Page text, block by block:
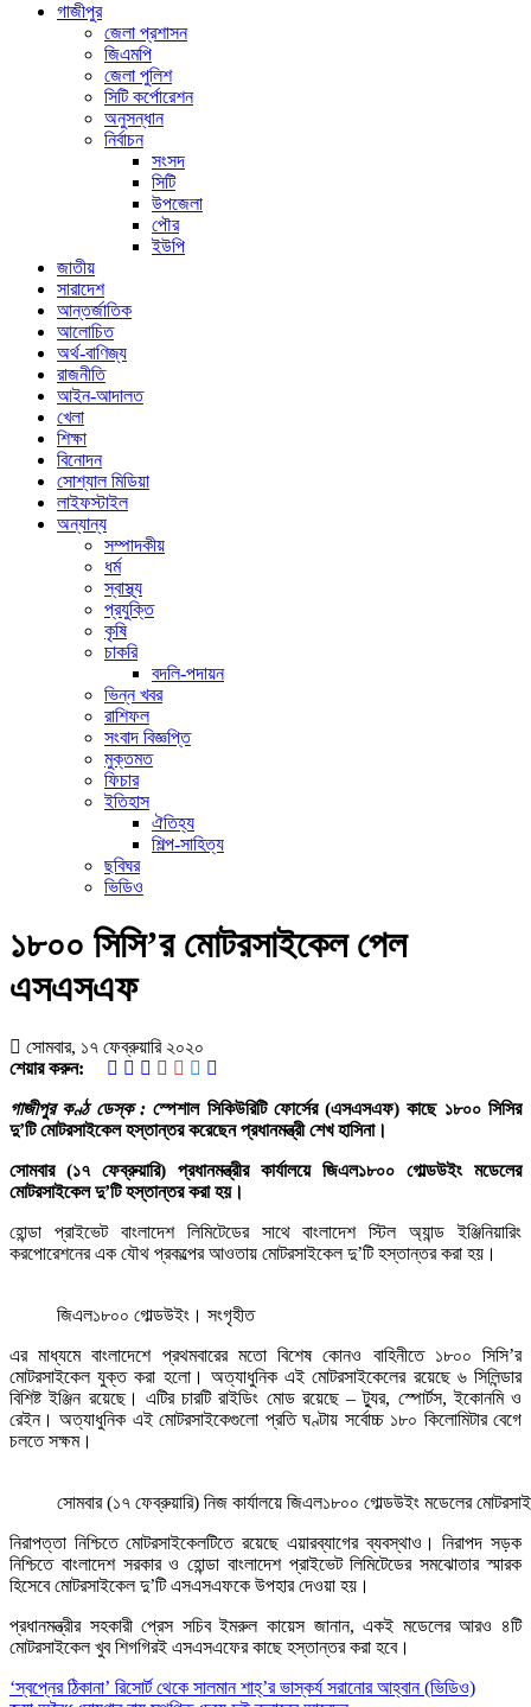
গাজীপুর
জেলা প্রশাসন
জিএমপি
জেলা পুলিশ
সিটি কর্পোরেশন
অনুসন্ধান
নির্বাচন
সংসদ
সিটি
উপজেলা
পৌর
ইউপি
জাতীয়
সারাদেশ
আন্তর্জাতিক
আলোচিত
অর্থ-বাণিজ্য
রাজনীতি
আইন-আদালত
খেলা
শিক্ষা
বিনোদন
সোশ্যাল মিডিয়া
লাইফস্টাইল
অন্যান্য
সম্পাদকীয়
ধর্ম
স্বাস্থ্য
প্রযুক্তি
কৃষি
চাকরি
বদলি-পদায়ন
ভিন্ন খবর
রাশিফল
সংবাদ বিজ্ঞপ্তি
মুক্তমত
ফিচার
ইতিহাস
ঐতিহ্য
শিল্প-সাহিত্য
ছবিঘর
ভিডিও
১৮০০ সিসি’র মোটরসাইকেল পেল
এসএসএফ
সোমবার, ১৭ ফেব্রুয়ারি ২০২০
শেয়ার করুন:
গাজীপুর কণ্ঠ ডেস্ক :স্পেশাল সিকিউরিটি ফোর্সের (এসএসএফ) কাছে ১৮০০ সিসির
দু’টি মোটরসাইকেল হস্তান্তর করেছেন প্রধানমন্ত্রী শেখ হাসিনা।
সোমবার (১৭ ফেব্রুয়ারি) প্রধানমন্ত্রীর কার্যালয়ে জিএল১৮০০ গোল্ডউইং মডেলের
মোটরসাইকেল দু’টি হস্তান্তর করা হয়।
হোন্ডা প্রাইভেট বাংলাদেশ লিমিটেডের সাথে বাংলাদেশ স্টিল অ্যান্ড ইঞ্জিনিয়ারিং
করপোরেশনের এক যৌথ প্রকল্পের আওতায় মোটরসাইকেল দু’টি হস্তান্তর করা হয়।
জিএল১৮০০ গোল্ডউইং। সংগৃহীত
এর মাধ্যমে বাংলাদেশে প্রথমবারের মতো বিশেষ কোনও বাহিনীতে ১৮০০ সিসি’র
মোটরসাইকেল যুক্ত করা হলো। অত্যাধুনিক এই মোটরসাইকেলের রয়েছে ৬ সিলিন্ডার
বিশিষ্ট ইঞ্জিন রয়েছে। এটির চারটি রাইডিং মোড রয়েছে – ট্যুর, স্পোর্টস, ইকোনমি ও
রেইন। অত্যাধুনিক এই মোটরসাইকেগুলো প্রতি ঘণ্টায় সর্বোচ্চ ১৮০ কিলোমিটার বেগে
চলতে সক্ষম।
সোমবার (১৭ ফেব্রুয়ারি) নিজ কার্যালয়ে জিএল১৮০০ গোল্ডউইং মডেলের
নিরাপত্তা নিশ্চিতে মোটরসাইকেলটিতে রয়েছে এয়ারব্যাগের ব্যবস্থাও। নিরাপদ সড়ক
নিশ্চিতে বাংলাদেশ সরকার ও হোন্ডা বাংলাদেশ প্রাইভেট লিমিটেডের সমঝোতার স্মারক
হিসেবে মোটরসাইকেল দু’টি এসএসএফকে উপহার দেওয়া হয়।
প্রধানমন্ত্রীর সহকারী প্রেস সচিব ইমরুল কায়েস জানান, একই মডেলের আরও ৪টি
মোটরসাইকেল খুব শিগগিরই এসএসএফের কাছে হস্তান্তর করা হবে।
Post
‘স্বপ্নের ঠিকানা’ রিসোর্ট থেকে সালমান শাহ্’র ভাস্কর্য সরানোর আহ্বান (ভিডিও)